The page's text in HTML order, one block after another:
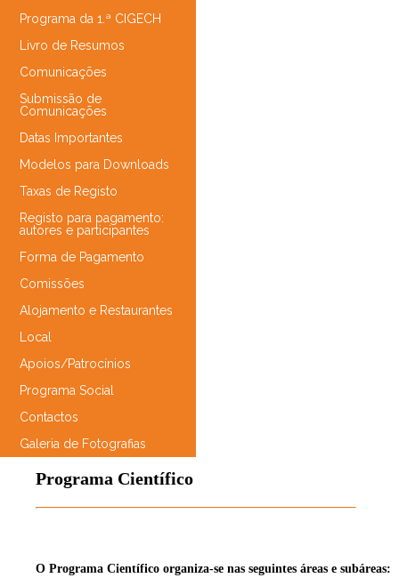
Programa da 1.ª CIGECH
Livro de Resumos
Comunicações
Submissão de
Comunicações
Datas Importantes
Modelos para Downloads
Taxas de Registo
Registo para pagamento:
autores e participantes
Forma de Pagamento
Comissões
Alojamento e Restaurantes
Local
Apoios/Patrocínios
Programa Social
Contactos
Galeria de Fotografias
Programa Científico
O Programa Científico organiza-se nas seguintes áreas e subáreas: